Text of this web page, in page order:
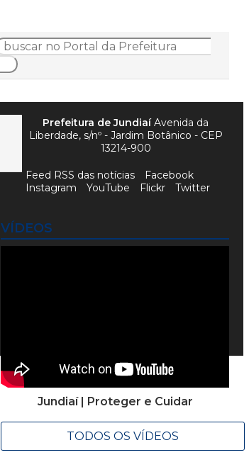
VÍDEOS
Jundiaí | Proteger e Cuidar
TODOS OS VÍDEOS
Prefeitura de JundiaíAvenida da
Liberdade, s/nº - Jardim Botânico - CEP
13214-900
Feed RSS das notícias
Facebook
Instagram
YouTube Flickr Twitter